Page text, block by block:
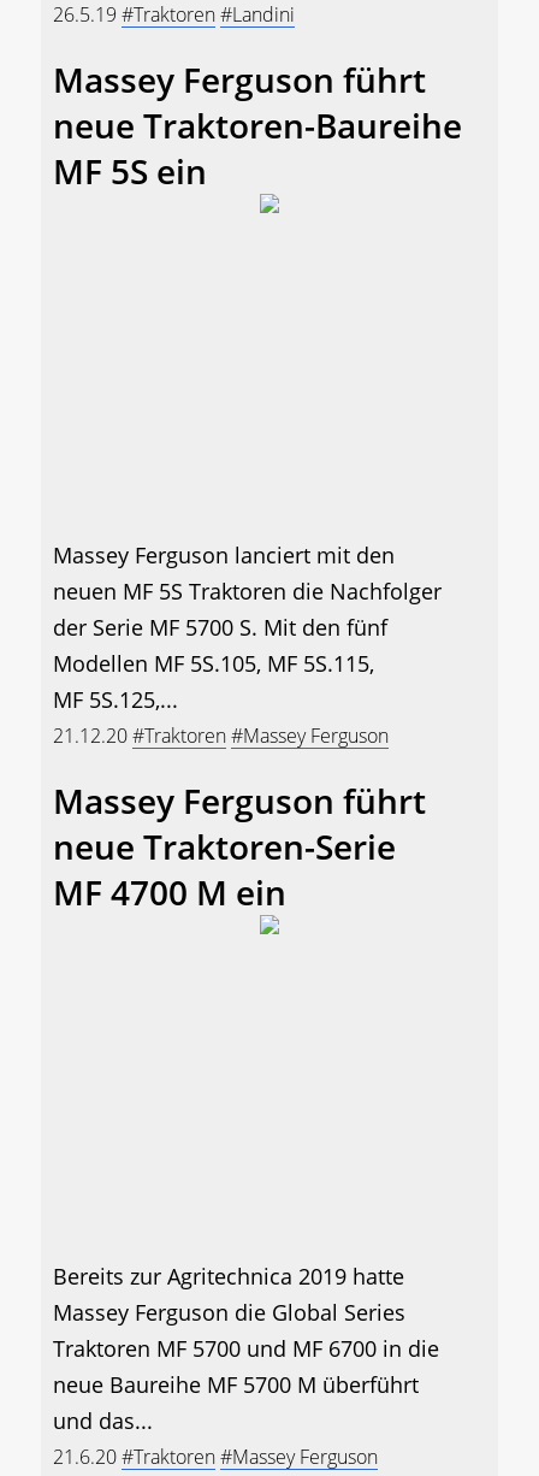
26.5.19 #Traktoren#Landini
Massey Ferguson führt
neue Traktoren-Baureihe
MF 5S ein
Massey Ferguson lanciert mit den
neuen MF 5S Traktoren die Nachfolger
der Serie MF 5700 S. Mit den fünf
Modellen MF 5S.105, MF 5S.115,
MF 5S.125,...
21.12.20#Traktoren#Massey Ferguson
Massey Ferguson führt
neue Traktoren-Serie
MF 4700 M ein
Bereits zur Agritechnica 2019 hatte
Massey Ferguson die Global Series
Traktoren MF 5700 und MF 6700 in die
neue Baureihe MF 5700 M überführt
und das...
21.6.20#Traktoren#Massey Ferguson